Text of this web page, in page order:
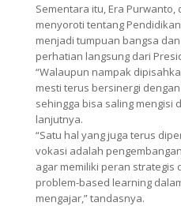
Sementara itu, Era
menyoroti tentang
menjadi tumpuan bangsa
perhatian langsung dari
“Walaupun nampak
mesti terus bersinergi
sehingga bisa saling mengisi
lanjutnya.
“Satu hal yang juga terus
vokasi adalah pengembangan
agar memiliki peran strategis
problem-based learning
mengajar,” tandasnya.